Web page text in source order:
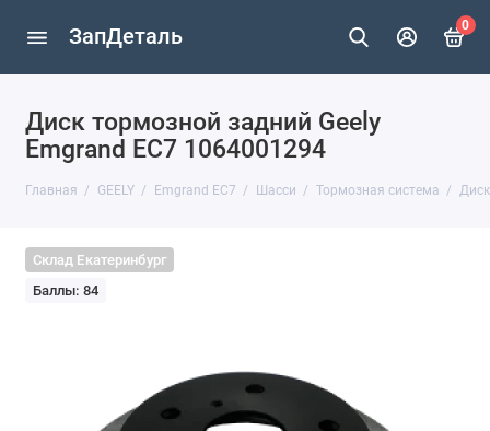
ЗапДеталь 0
Диск тормозной задний Geely
Emgrand EC7 1064001294
Главная GEELY Emgrand EC7 Шасси Тормозная система
Склад Екатеринбург
Баллы: 84